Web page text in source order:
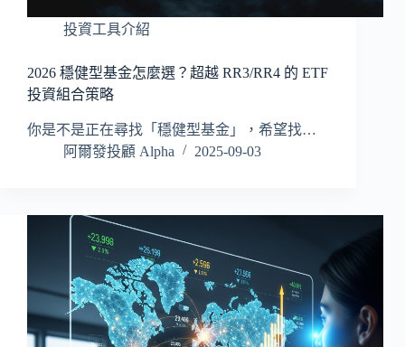
投資工具介紹
2026 穩健型基金怎麼選？超越 RR3/RR4 的 ETF
投資組合策略
你是不是正在尋找「穩健型基金」，希望找…
阿爾發投顧 Alpha
2025-09-03